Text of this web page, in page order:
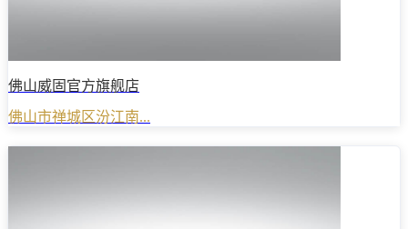
佛山威固官方旗舰店
佛山市禅城区汾江南...